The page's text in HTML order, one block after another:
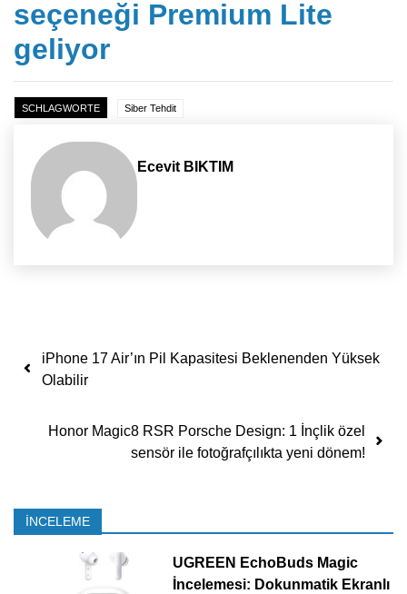
seçeneği Premium Lite
geliyor
SCHLAGWORTE Siber Tehdit
Ecevit BIKTIM
Yazı dolaşımı
iPhone 17 Air’ın Pil Kapasitesi Beklenenden Yüksek
Olabilir
Honor Magic8 RSR Porsche Design: 1 İnçlik özel
sensör ile fotoğrafçılıkta yeni dönem!
İNCELEME
UGREEN EchoBuds Magic
İncelemesi: Dokunmatik Ekranlı